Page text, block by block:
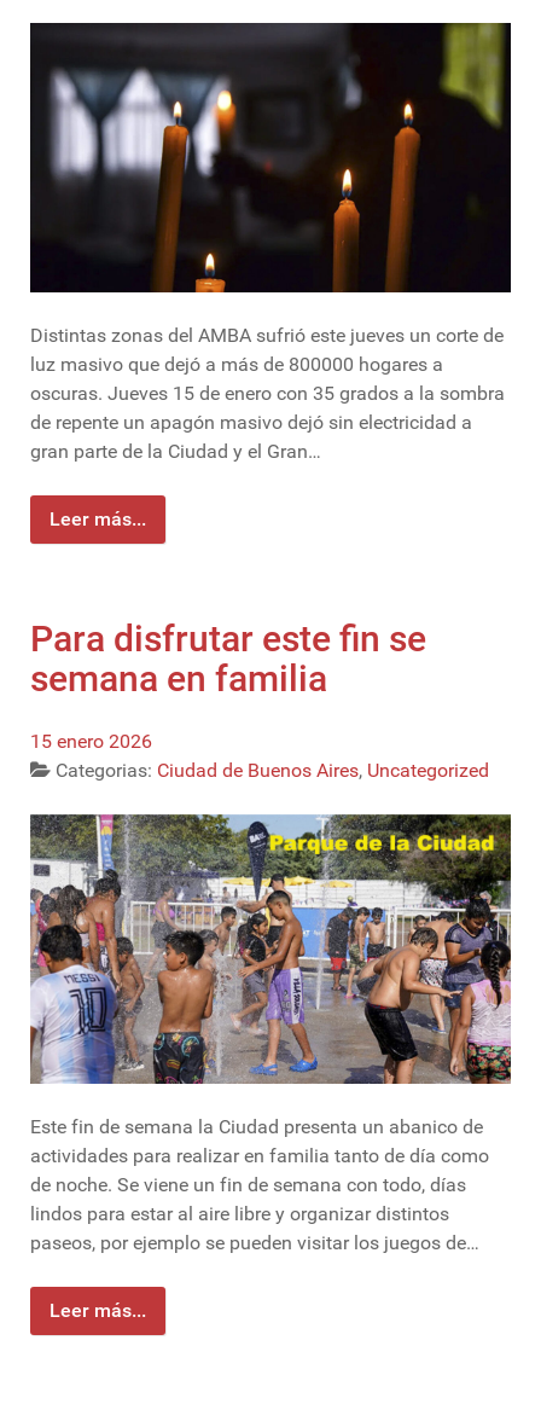
Distintas zonas del AMBA sufrió este jueves un corte de
luz masivo que dejó a más de 800000 hogares a
oscuras. Jueves 15 de enero con 35 grados a la sombra
de repente un apagón masivo dejó sin electricidad a
gran parte de la Ciudad y el Gran…
Leer más...
Para disfrutar este fin se
semana en familia
15 enero 2026
Categorias: Ciudad de Buenos Aires, Uncategorized
Este fin de semana la Ciudad presenta un abanico de
actividades para realizar en familia tanto de día como
de noche. Se viene un fin de semana con todo, días
lindos para estar al aire libre y organizar distintos
paseos, por ejemplo se pueden visitar los juegos de…
Leer más...